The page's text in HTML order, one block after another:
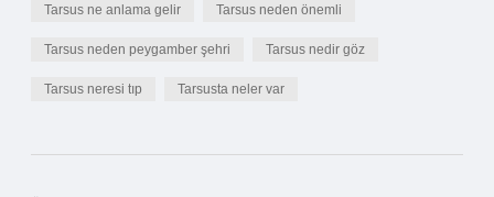
Tarsus ne anlama gelir Tarsus neden önemli
Tarsus neden peygamber şehri Tarsus nedir göz
Tarsus neresi tıp Tarsusta neler var